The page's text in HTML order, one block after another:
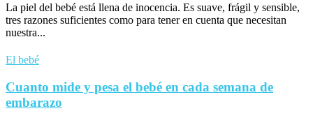
La piel del bebé está llena de inocencia. Es suave, frágil y sensible,
tres razones suficientes como para tener en cuenta que necesitan
nuestra...
El bebé
Cuanto mide y pesa el bebé en cada semana de
embarazo